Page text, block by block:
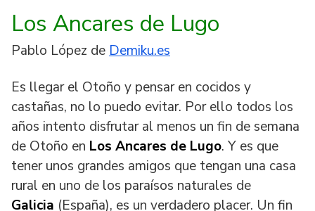
Los Ancares de Lugo
Pablo López de Demiku.es
Es llegar el Otoño y pensar en cocidos y
castañas, no lo puedo evitar. Por ello todos los
años intento disfrutar al menos un fin de semana
de Otoño en Los Ancares de Lugo. Y es que
tener unos grandes amigos que tengan una casa
rural en uno de los paraísos naturales de
Galicia (España), es un verdadero placer. Un fin